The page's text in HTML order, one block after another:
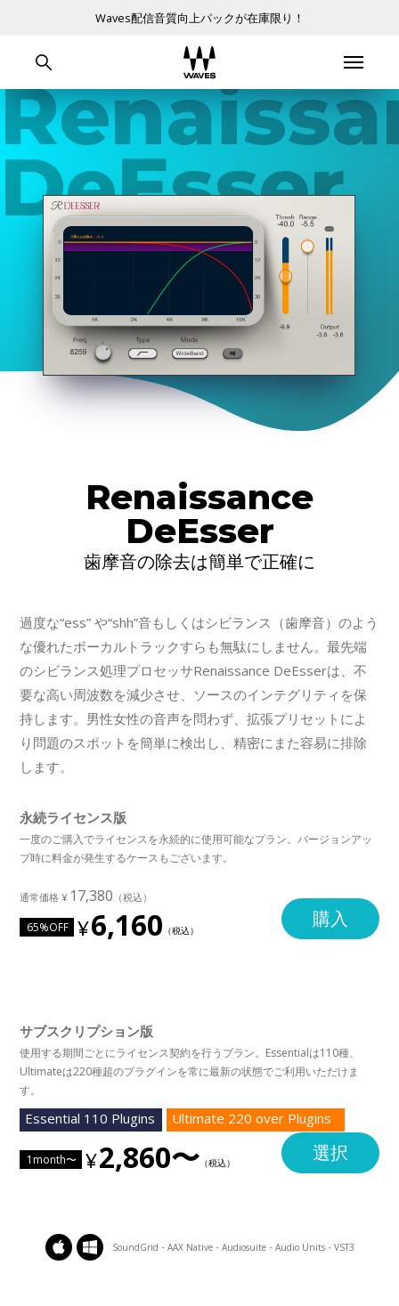
Waves配信音質向上パックが在庫限り！
DeEsser
Renaissance
DeEsser
歯摩音の除去は簡単で正確に
過度な“ess” や“shh”音もしくはシビランス（歯摩音）のよう
な優れたボーカルトラックすらも無駄にしません。最先端
のシビランス処理プロセッサRenaissance DeEsserは、不
要な高い周波数を減少させ、ソースのインテグリティを保
持します。男性女性の音声を問わず、拡張プリセットによ
り問題のスポットを簡単に検出し、精密にまた容易に排除
します。
永続ライセンス版
一度のご購入でライセンスを永続的に使用可能なプラン。バージョンアッ
プ時に料金が発生するケースもございます。
17,380
65%OFF 6,160 購入
サブスクリプション版
使用する期間ごとにライセンス契約を行うプラン。Essentialは110種、
Ultimateは220種超のプラグインを常に最新の状態でご利用いただけま
す。
Essential 110 Plugins Ultimate 220 over Plugins
1month〜 2,860〜 選択
SoundGrid・AAX Native・Audiosuite・Audio Units・VST3